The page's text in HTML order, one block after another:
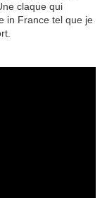
claque qui
in France tel que je